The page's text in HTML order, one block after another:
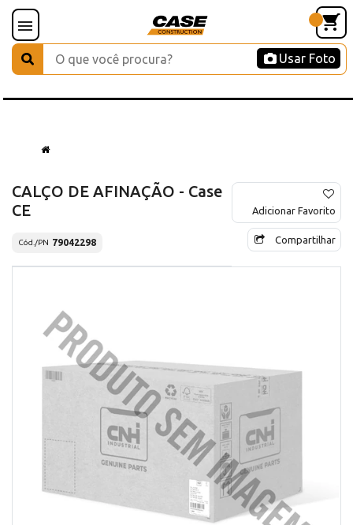
Usar Foto
CALÇO DE AFINAÇÃO - Case
CE
Cód./PN 79042298
Adicionar Favorito
Compartilhar